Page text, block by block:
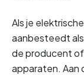
Als je
aanbesteedt
de producent of
apparaten. Aan